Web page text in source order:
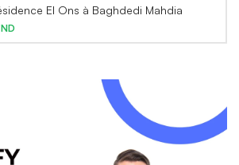
El Ons à Baghdedi Mahdia